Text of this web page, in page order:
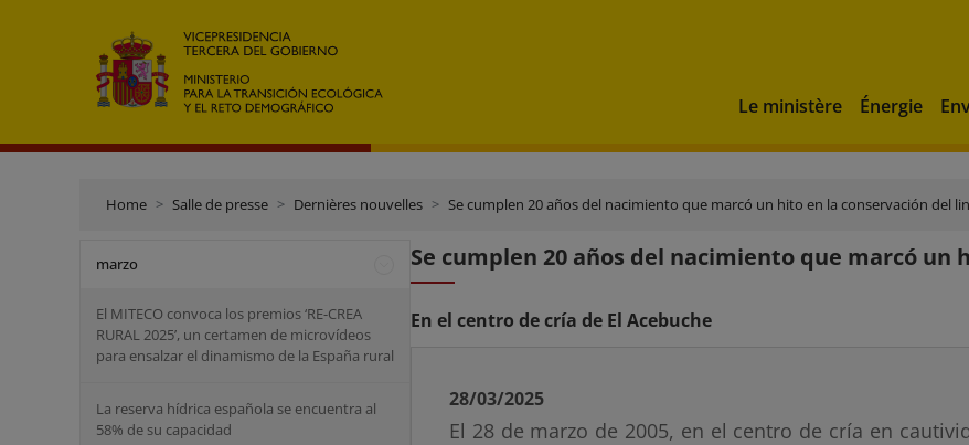
Le ministère Énergie
Home Salle de presse Dernières nouvelles Se cumplen 20 años del nacimiento que marcó un hito en la conservación del
marzo
El MITECO convoca los premios ‘RE-CREA
RURAL 2025’, un certamen de microvídeos
para ensalzar el dinamismo de la España rural
La reserva hídrica española se encuentra al
58% de su capacidad
Se cumplen 20 años del nacimiento que marcó
En el centro de cría de El Acebuche
28/03/2025
El 28 de marzo de 2005, en el centro de cría en